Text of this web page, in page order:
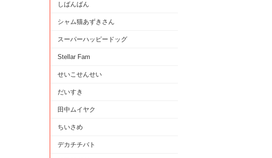
しばんばん
シャム猫あずきさん
スーパーハッピードッグ
Stellar Fam
せいこせんせい
だいすき
田中ムイヤク
ちいさめ
デカチチバト